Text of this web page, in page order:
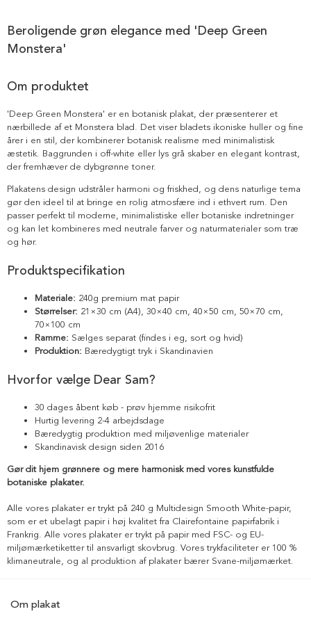
Beroligende grøn elegance med 'Deep Green
Monstera'
Om produktet
'Deep Green Monstera' er en botanisk plakat, der præsenterer et
nærbillede af et Monstera blad. Det viser bladets ikoniske huller og fine
årer i en stil, der kombinerer botanisk realisme med minimalistisk
æstetik. Baggrunden i off-white eller lys grå skaber en elegant kontrast,
der fremhæver de dybgrønne toner.
Plakatens design udstråler harmoni og friskhed, og dens naturlige tema
gør den ideel til at bringe en rolig atmosfære ind i ethvert rum. Den
passer perfekt til moderne, minimalistiske eller botaniske indretninger
og kan let kombineres med neutrale farver og naturmaterialer som træ
og hør.
Produktspecifikation
Materiale: 240g premium mat papir
Størrelser: 21×30 cm (A4), 30×40 cm, 40×50 cm, 50×70 cm,
70×100 cm
Ramme: Sælges separat (findes i eg, sort og hvid)
Produktion: Bæredygtigt tryk i Skandinavien
Hvorfor vælge Dear Sam?
30 dages åbent køb - prøv hjemme risikofrit
Hurtig levering 2-4 arbejdsdage
Bæredygtig produktion med miljøvenlige materialer
Skandinavisk design siden 2016
Gør dit hjem grønnere og mere harmonisk med vores kunstfulde
botaniske plakater.
Alle vores plakater er trykt på 240 g Multidesign Smooth White-papir,
som er et ubelagt papir i høj kvalitet fra Clairefontaine papirfabrik i
Frankrig. Alle vores plakater er trykt på papir med FSC- og EU-
miljømærketiketter til ansvarligt skovbrug. Vores trykfaciliteter er 100 %
klimaneutrale, og al produktion af plakater bærer Svane-miljømærket.
Om plakat